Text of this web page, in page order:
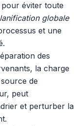
pour éviter toute
globale
et une
des
la charge
de
peut
et perturber la